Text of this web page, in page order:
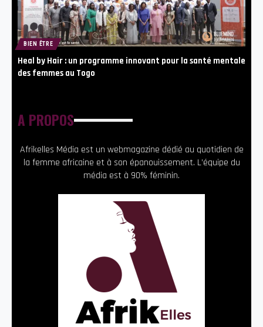
BIEN ÊTRE
Heal by Hair : un programme innovant pour la santé mentale
des femmes au Togo
A PROPOS
Afrikelles Média est un webmagazine dédié au quotidien de
la femme africaine et à son épanouissement. L’équipe du
média est à 90% féminin.